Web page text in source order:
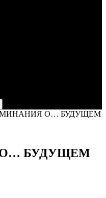
О… БУДУЩЕМ
БУДУЩЕМ